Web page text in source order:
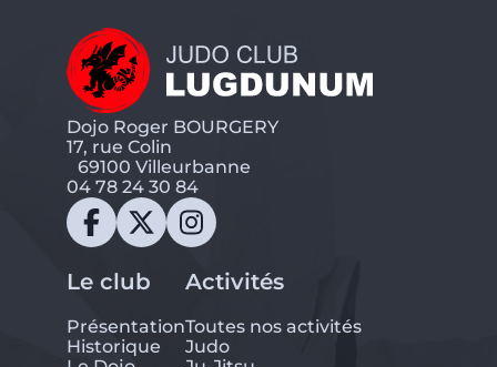
Dojo Roger BOURGERY
17, rue Colin
69100 Villeurbanne
04 78 24 30 84
Le club
Présentation
Historique
Activités
Toutes nos activités
Judo